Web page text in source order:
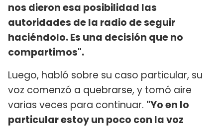
nos dieron esa posibilidad las
autoridades de la radio de seguir
haciéndolo. Es una decisión que no
compartimos".
Luego, habló sobre su caso particular, su
voz comenzó a quebrarse, y tomó aire
varias veces para continuar. "Yo en lo
particular estoy un poco con la voz